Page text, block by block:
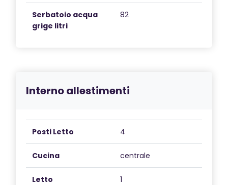
Serbatoio acqua
grige litri
82
Interno allestimenti
Posti Letto 4
Cucina centrale
Letto 1